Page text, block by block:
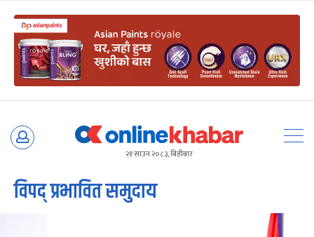
Skip
२१ साउन २०८३, बिहीबार
विपद् प्रभावित समुदाय